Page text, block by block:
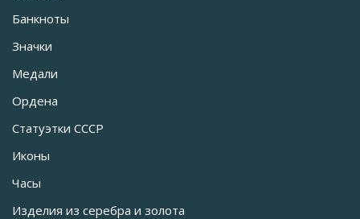
Банкноты
Значки
Медали
Ордена
Статуэтки СССР
Иконы
Часы
Изделия из серебра и золота